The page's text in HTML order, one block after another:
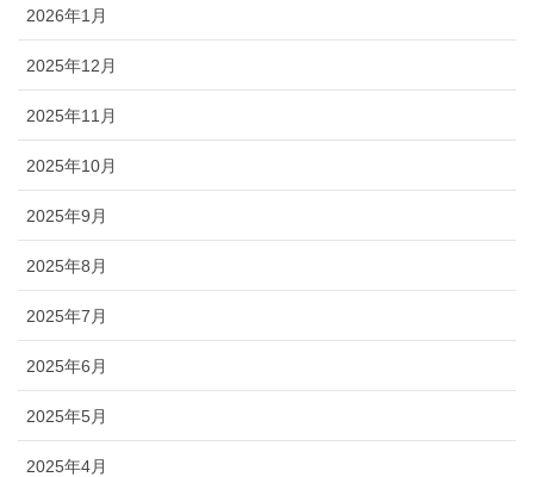
2026年1月
2025年12月
2025年11月
2025年10月
2025年9月
2025年8月
2025年7月
2025年6月
2025年5月
2025年4月